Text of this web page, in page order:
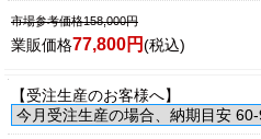
市場参考価格158,000円
業販価格77,800円(税込)
【受注生産のお客様へ】